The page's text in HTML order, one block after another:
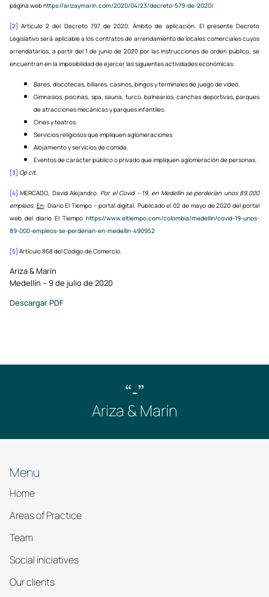
página webhttps://arizaymarin.com/2020/04/23/decreto-579-de-2020/
[2] Artículo 2 del Decreto 797 de 2020. Ámbito de aplicación. El presente Decreto
Legislativo será aplicable a los contratos de arrendamiento de locales comerciales cuyos
arrendatarios, a partir del 1 de junio de 2020 por las instrucciones de orden público, se
encuentran en la imposibilidad de ejercer las siguientes actividades económicas:
Bares, discotecas, billares, casinos, bingos y terminales de juego de video.
Gimnasios, piscinas, spa, sauna, turco, balnearios, canchas deportivas, parques
de atracciones mecánicas y parques infantiles.
Cines y teatros.
Servicios religiosos que impliquen aglomeraciones
Alojamiento y servicios de comida.
Eventos de carácter público o privado que impliquen aglomeración de personas.
[3] Op cit.
[4] MERCADO, David Alejandro.Por el Covid – 19, en Medellín se perderían unos 89.000
empleos. En: Diario El Tiempo – portal digital. Publicado el 02 de mayo de 2020 del portal
web del diario El Tiempo https://www.eltiempo.com/colombia/medellin/covid-19-unos-
89-000-empleos-se-perderian-en-medellin-490952
[5] Artículo 868 del Código de Comercio.
Ariza & Marín
Medellín – 9 de julio de 2020
Descargar PDF
“-”
Ariza & Marín
Menu
Home
Areas of Practice
Team
Social iniciatives
Our clients